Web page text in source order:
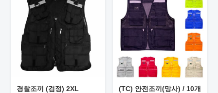
경찰조끼 (검정) 2XL
(TC) 안전조끼(망사) / 10개